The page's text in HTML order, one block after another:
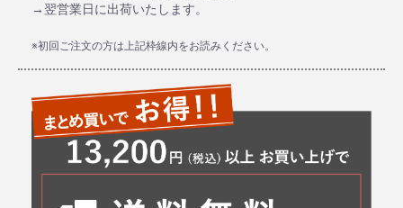
→翌営業日に出荷いたします。
※初回ご注文の方は上記枠線内をお読みください。